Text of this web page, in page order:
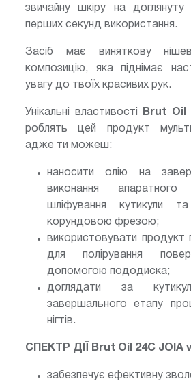
звичайну шкіру на
перших секунд використання.
Засіб має виняткову
композицію, яка піднімає
увагу до твоїх красивих рук.
Унікальні властивості
Brut Oil
роблять цей продукт
адже ти можеш:
наносити олію на
виконання
шліфування кутикули та
корундовою фрезою;
використовувати продукт
для полірування
допомогою пододиска;
доглядати за
завершального етапу
нігтів.
СПЕКТР ДІЇ Brut Oil 24С JOIA
забезпечує ефективну